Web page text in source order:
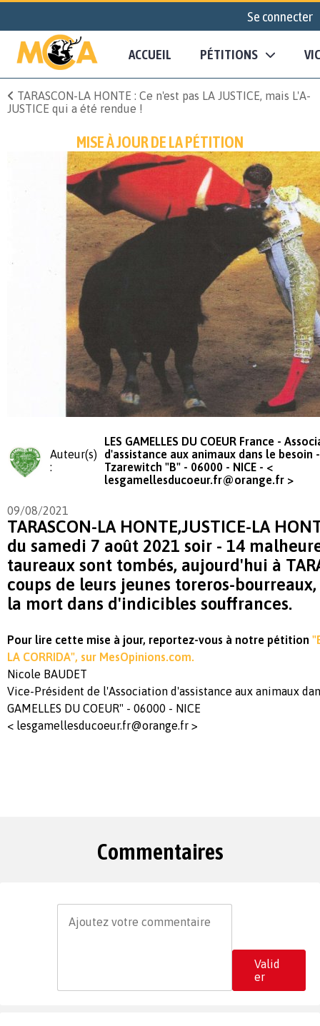
Se connecter
ACCUEIL PÉTITIONS
TARASCON-LA HONTE : Ce n'est pas LA JUSTICE, mais L'A-
JUSTICE qui a été rendue !
MISE À JOUR DE LA PÉTITION
Auteur(s)
:
LES GAMELLES DU COEUR France -
d'assistance aux animaux dans le besoin
Tzarewitch "B" - 06000 - NICE - <
lesgamellesducoeur.fr@orange.fr >
09/08/2021
TARASCON-LA HONTE,JUSTICE-LA
du samedi 7 août 2021 soir - 14
taureaux sont tombés, aujourd'hui à
coups de leurs jeunes toreros-
la mort dans d'indicibles souffrances.
Pour lire cette mise à jour, reportez-vous à notre pétition
LA CORRIDA", sur MesOpinions.com.
Nicole BAUDET
Vice-Président de l'Association d'assistance aux animaux
GAMELLES DU COEUR" - 06000 - NICE
< lesgamellesducoeur.fr@orange.fr >
Commentaires
Valid
er